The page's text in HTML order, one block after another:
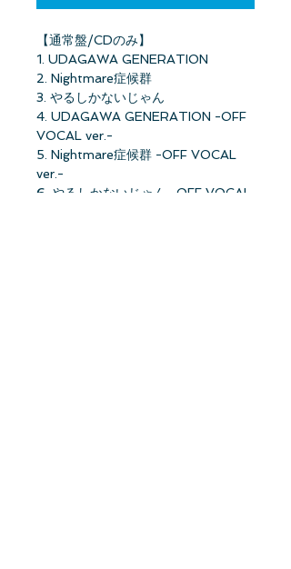
【通常盤/CDのみ】
1. UDAGAWA GENERATION
2. Nightmare症候群
3. やるしかないじゃん
4. UDAGAWA GENERATION -OFF
VOCAL ver.-
5. Nightmare症候群 -OFF VOCAL
ver.-
6. やるしかないじゃん -OFF VOCAL